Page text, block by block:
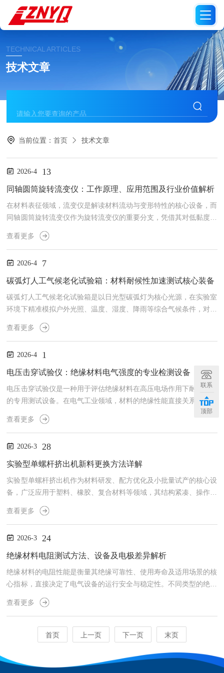
TECHNICAL ARTICLES
技术文章
当前位置：首页 技术文章
2026-4 13
同轴圆筒旋转流变仪：工作原理、应用范围及行业价值解析
在材料表征领域，流变仪是解读材料流动与变形特性的核心设备，而
同轴圆筒旋转流变仪作为旋转流变仪的重要分支，凭借其对低黏度流
体的精准测量优势，在多个行业的研发、生产与质量控制中发挥着不
可替代的作用。它通过模拟材料在实际工况中的受力与流动状态，精
化、工艺改进提供科学依据。本文将从工作原理、应用范围、行业帮
助三个核心维度，全面解析同轴圆筒旋转流变仪的核心价值，助力行
的...
查看更多
2026-4 7
碳弧灯人工气候老化试验箱：材料耐候性加速测试核心装备
碳弧灯人工气候老化试验箱是以日光型碳弧灯为核心光源，在实验室
环境下精准模拟户外光照、温度、湿度、降雨等综合气候条件，对材
料实施加速老化与耐候性评估的专用检测设备，是塑料、涂料、纺
织、汽车、建材等行业验证产品户外耐久性的关键仪器。一、核心工
心，两根专用碳棒在高压下产生高温电弧，激发碳蒸气释放出覆盖紫
外—可见光波段的辐射光，光谱匹配户外阳光对材料的老化作用波
段。配合闭环控制系统，同步调节工作室温度、黑板温度、相对湿
度、...
查看更多
2026-4 1
电压击穿试验仪：绝缘材料电气强度的专业检测设备
电压击穿试验仪是一种用于评估绝缘材料在高压电场作用下耐受能力
的专用测试设备。在电气工业领域，材料的绝缘性能直接关系到设备
运行的安全性和可靠性，这台仪器通过模拟恶劣电压条件，为材料选
择和质量控制提供关键数据支持。一、应用领域电压击穿试验仪的适
测：用于评估各类绝缘纸、绝缘板、绝缘薄膜、绝缘漆等材料的击穿
电压和介电强度，为电气设备设计提供基础数据。2.电线电缆行业：
查看更多
2026-3 28
实验型单螺杆挤出机新料更换方法详解
实验型单螺杆挤出机作为材料研发、配方优化及小批量试产的核心设
备，广泛应用于塑料、橡胶、复合材料等领域，其结构紧凑、操作灵
活且用料量少的特点，决定了新料更换需兼顾精准性与规范性——既
要避免新旧物料交叉污染，保障实验数据的准确性，也要保护设备部
更换的完整流程、关键要点及实操技巧，助力实验人员高效规范完成
换料操作。一、换料前准备工作换料前的充分准备是避免操作失误、
尤...
查看更多
2026-3 24
绝缘材料电阻测试方法、设备及电极差异解析
绝缘材料的电阻性能是衡量其绝缘可靠性、使用寿命及适用场景的核
心指标，直接决定了电气设备的运行安全与稳定性。不同类型的绝缘
材料（如陶瓷、塑料、橡胶等）、不同的应用场景（如高压设备、电
子元件、户外设施），对应的电阻测试方法、所用设备及电极配置存
析测试设备与电极的区别，为相关测试工作的规范开展提供参考。
一、绝缘材料电阻测试的核心方法绝缘材料电阻测试的核心原理是通
过施加稳定直流电压，测量材料两端的泄漏电流，结合欧姆定律计算
查看更多
首页 上一页 下一页 末页
联系
顶部